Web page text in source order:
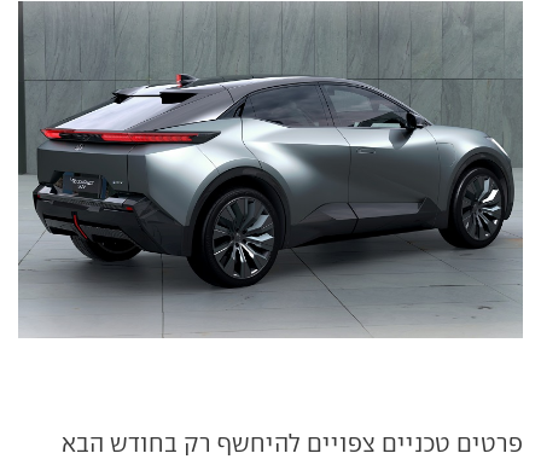
פרטים טכניים צפויים להיחשף רק בחודש הבא